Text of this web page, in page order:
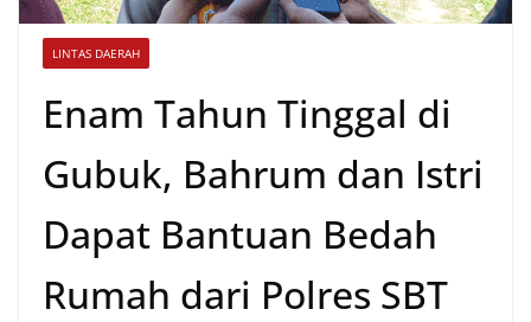
LINTAS DAERAH
Enam Tahun Tinggal di
Gubuk, Bahrum dan Istri
Dapat Bantuan Bedah
Rumah dari Polres SBT